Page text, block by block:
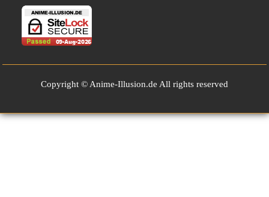
Copyright © Anime-Illusion.de All rights reserved